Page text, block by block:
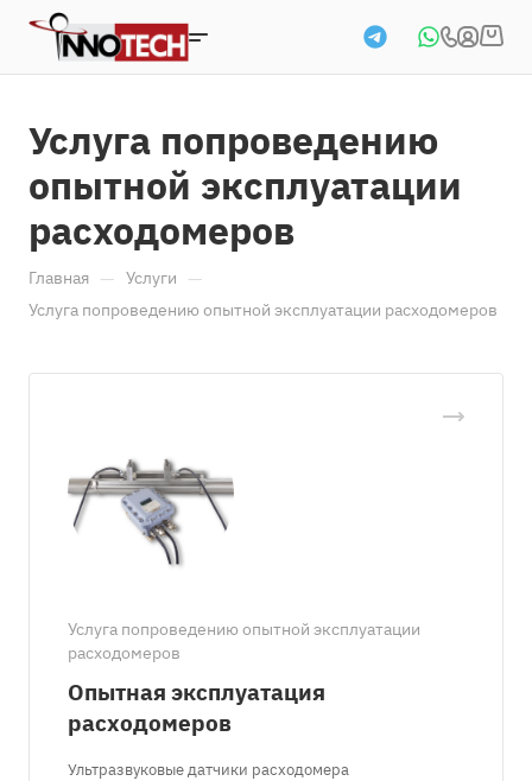
Услуга попроведению
опытной эксплуатации
расходомеров
Главная — Услуги —
Услуга попроведению опытной эксплуатации расходомеров
Услуга попроведению опытной эксплуатации
расходомеров
Опытная эксплуатация
расходомеров
Ультразвуковые датчики расходомера